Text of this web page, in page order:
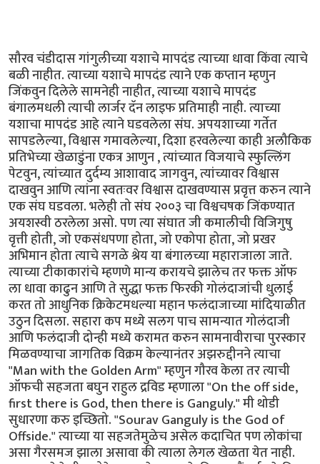
सौरव चंडीदास गांगुलीच्या यशाचे मापदंड त्याच्या धावा किंवा त्याचे
बळी नाहीत. त्याच्या यशाचे मापदंड त्याने एक कप्तान म्हणुन
जिंकवुन दिलेले सामनेही नाहीत, त्याच्या यशाचे मापदंड
बंगालमधली त्याची लार्जर दॅन लाइफ प्रतिमाही नाही. त्याच्या
यशाचा मापदंड आहे त्याने घडवलेला संघ. अपयशाच्या गर्तेत
सापडलेल्या, विश्वास गमावलेल्या, दिशा हरवलेल्या काही अलौकिक
प्रतिभेच्या खेळाडुंना एकत्र आणुन , त्यांच्यात विजयाचे स्फुल्लिंग
पेटवुन, त्यांच्यात दुर्दम्य आशावाद जागवुन, त्यांच्यावर विश्वास
दाखवुन आणि त्यांना स्वतःवर विश्वास दाखवण्यास प्रवृत्त करुन त्याने
एक संघ घडवला. भलेही तो संघ २००३ चा विश्वचषक जिंकण्यात
अयशस्वी ठरलेला असो. पण त्या संघात जी कमालीची विजिगुषु
वृत्ती होती, जो एकसंधपणा होता, जो एकोपा होता, जो प्रखर
अभिमान होता त्याचे सगळे श्रेय या बंगालच्या महाराजाला जाते.
त्याच्या टीकाकारांचे म्हणणे मान्य करायचे झालेच तर फक्त ऑफ
ला धावा काढुन आणि ते सुद्धा फक्त फिरकी गोलंदाजांची धुलाई
करत तो आधुनिक क्रिकेटमधल्या महान फलंदाजाच्या मांदियाळीत
उठुन दिसला. सहारा कप मध्ये सलग पाच सामन्यात गोलंदाजी
आणि फलंदाजी दोन्ही मध्ये करामत करुन सामनावीराचा पुरस्कार
मिळवण्याचा जागतिक विक्रम केल्यानंतर अझरुद्दीनने त्याचा
"Man with the Golden Arm" म्हणुन गौरव केला तर त्याची
ऑफची सहजता बघुन राहुल द्रविड म्हणाला "On the off side,
first there is God, then there is Ganguly." मी थोडी
सुधारणा करु इच्छितो. "Sourav Ganguly is the God of
Offside." त्याच्या या सहजतेमुळेच असेल कदाचित पण लोकांचा
असा गैरसमज झाला असावा की त्याला लेगल खेळता येत नाही.